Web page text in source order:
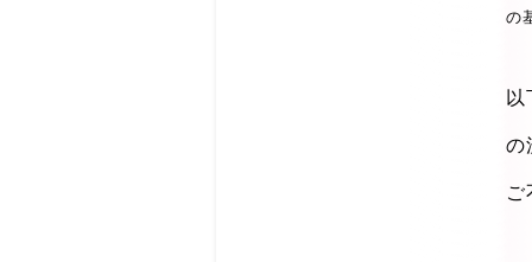
の
の